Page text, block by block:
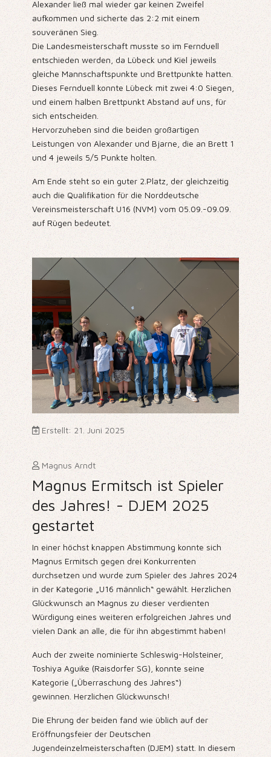
Alexander ließ mal wieder gar keinen Zweifel
aufkommen und sicherte das 2:2 mit einem
souveränen Sieg.
Die Landesmeisterschaft musste so im Fernduell
entschieden werden, da Lübeck und Kiel jeweils
gleiche Mannschaftspunkte und Brettpunkte hatten.
Dieses Fernduell konnte Lübeck mit zwei 4:0 Siegen,
und einem halben Brettpunkt Abstand auf uns, für
sich entscheiden.
Hervorzuheben sind die beiden großartigen
Leistungen von Alexander und Bjarne, die an Brett 1
und 4 jeweils 5/5 Punkte holten.
Am Ende steht so ein guter 2.Platz, der gleichzeitig
auch die Qualifikation für die Norddeutsche
Vereinsmeisterschaft U16 (NVM) vom 05.09.-09.09.
auf Rügen bedeutet.
Erstellt: 21. Juni 2025
Magnus Arndt
Magnus Ermitsch ist Spieler
des Jahres! - DJEM 2025
gestartet
In einer höchst knappen Abstimmung konnte sich
Magnus Ermitsch gegen drei Konkurrenten
durchsetzen und wurde zum Spieler des Jahres 2024
in der Kategorie „U16 männlich“ gewählt. Herzlichen
Glückwunsch an Magnus zu dieser verdienten
Würdigung eines weiteren erfolgreichen Jahres und
vielen Dank an alle, die für ihn abgestimmt haben!
Auch der zweite nominierte Schleswig-Holsteiner,
Toshiya Aguike (Raisdorfer SG), konnte seine
Kategorie („Überraschung des Jahres“)
gewinnen. Herzlichen Glückwunsch!
Die Ehrung der beiden fand wie üblich auf der
Eröffnungsfeier der Deutschen
Jugendeinzelmeisterschaften (DJEM) statt. In diesem